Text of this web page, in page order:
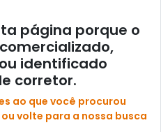
página porque o
identificado
corretor.
ao que você procurou
volte para a nossa busca